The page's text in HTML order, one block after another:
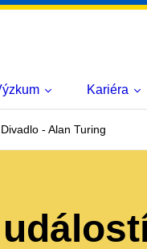
Kariéra
- Alan Turing